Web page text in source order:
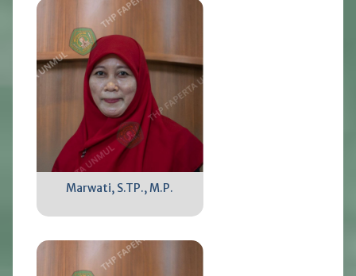
Marwati, S.TP., M.P.